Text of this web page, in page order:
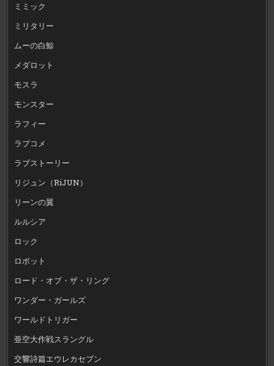
ミミック
ミリタリー
ムーの白鯨
メダロット
モスラ
モンスター
ラフィー
ラブコメ
ラブストーリー
リジュン（RiJUN）
リーンの翼
ルルシア
ロック
ロボット
ロード・オブ・ザ・リング
ワンダー・ガールズ
ワールドトリガー
亜空大作戦スラングル
交響詩篇エウレカセブン